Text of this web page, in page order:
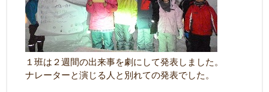
１班は２週間の出来事を劇にして発表しました。
ナレーターと演じる人と別れての発表でした。